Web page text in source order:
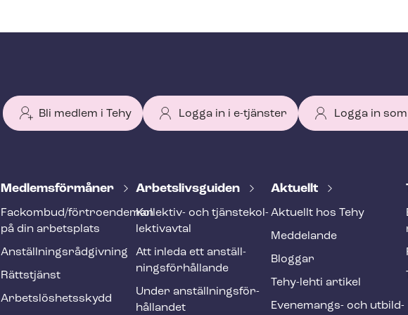
Bli medlem i Tehy Logga in i e-tjänster Logga in
T
h
y
f
o
Med­lems­för­må­ner
Fackombud/förtroendeman
på din arbetsplats
An­ställ­nings­råd­giv­ning
Rättstjänst
Ar­bets­lös­hets­skydd
Ar­bets­livs­gui­den
Kollektiv- och tjäns­te­kol­
lek­tivav­tal
Att inleda ett an­ställ­
nings­för­hål­lan­de
Under an­ställ­nings­för­
hål­lan­det
Aktuellt
Aktuellt hos Tehy
Meddelande
Bloggar
Tehy-lehti artikel
Evenemangs- och ut­bild­